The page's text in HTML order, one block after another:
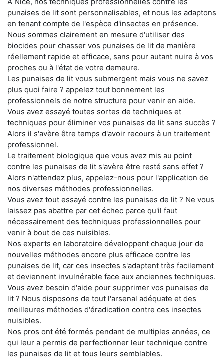
punaises de lit sont personnalisables, et nous les adaptons
en tenant compte de l'espèce d'insectes en présence.
Nous sommes clairement en mesure d'utiliser des
biocides pour chasser vos punaises de lit de manière
réellement rapide et efficace, sans pour autant nuire à vos
proches ou à l'état de votre demeure.
Les punaises de lit vous submergent mais vous ne savez
plus quoi faire ? appelez tout bonnement les
professionnels de notre structure pour venir en aide.
Vous avez essayé toutes sortes de techniques et
techniques pour éliminer vos punaises de lit sans succès ?
Alors il s'avère être temps d'avoir recours à un traitement
professionnel.
Le traitement biologique que vous avez mis au point
contre les punaises de lit s'avère être resté sans effet ?
Alors n'attendez plus, appelez-nous pour l'application de
nos diverses méthodes professionnelles.
Vous avez tout essayé contre les punaises de lit ? Ne vous
laissez pas abattre par cet échec parce qu'il faut
nécessairement des techniques professionnelles pour
venir à bout de ces nuisibles.
Nos experts en laboratoire développent chaque jour de
nouvelles méthodes encore plus efficace contre les
punaises de lit, car ces insectes s'adaptent très facilement
et deviennent invulnérable face aux anciennes techniques.
Vous avez besoin d'aide pour supprimer vos punaises de
lit ? Nous disposons de tout l'arsenal adéquate et des
meilleures méthodes d'éradication contre ces insectes
nuisibles.
Nos pros ont été formés pendant de multiples années, ce
qui leur a permis de perfectionner leur technique contre
les punaises de lit et tous leurs semblables.